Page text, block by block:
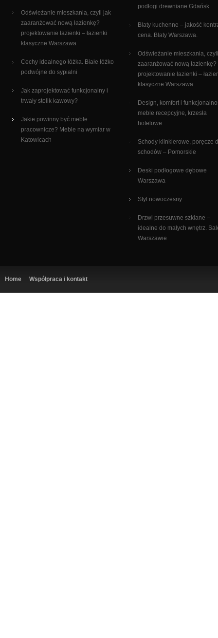
Odświeżanie mieszkania, czyli jak
zaaranżować nową łazienkę?
projektowanie łazienki – łazienki
klasyczne Warszawa
Cechy idealnego łóżka. Białe łóżko
podwójne do sypialni
Jak zaprojektować funkcjonalny i
trwały stolik kawowy?
Jakie powinny być meble
pracownicze? Meble na wymiar w
Katowicach
podłogi drewniane Gdańsk
Blaty kuchenne – jakość
cena. Blaty Warszawa.
Odświeżanie mieszkania,
zaaranżować nową łazienkę?
projektowanie łazienki –
klasyczne Warszawa
Design, komfort i
meble recepcyjne, krzesła
hotelowe
Schody klinkierowe, poręcze
schodów – Pomorskie
Deski podłogowe dębowe
Warszawa
Styl nowoczesny
Drzwi przesuwne szklane –
idealne do małych wnętrz.
Warszawie
Home Współpraca i kontakt